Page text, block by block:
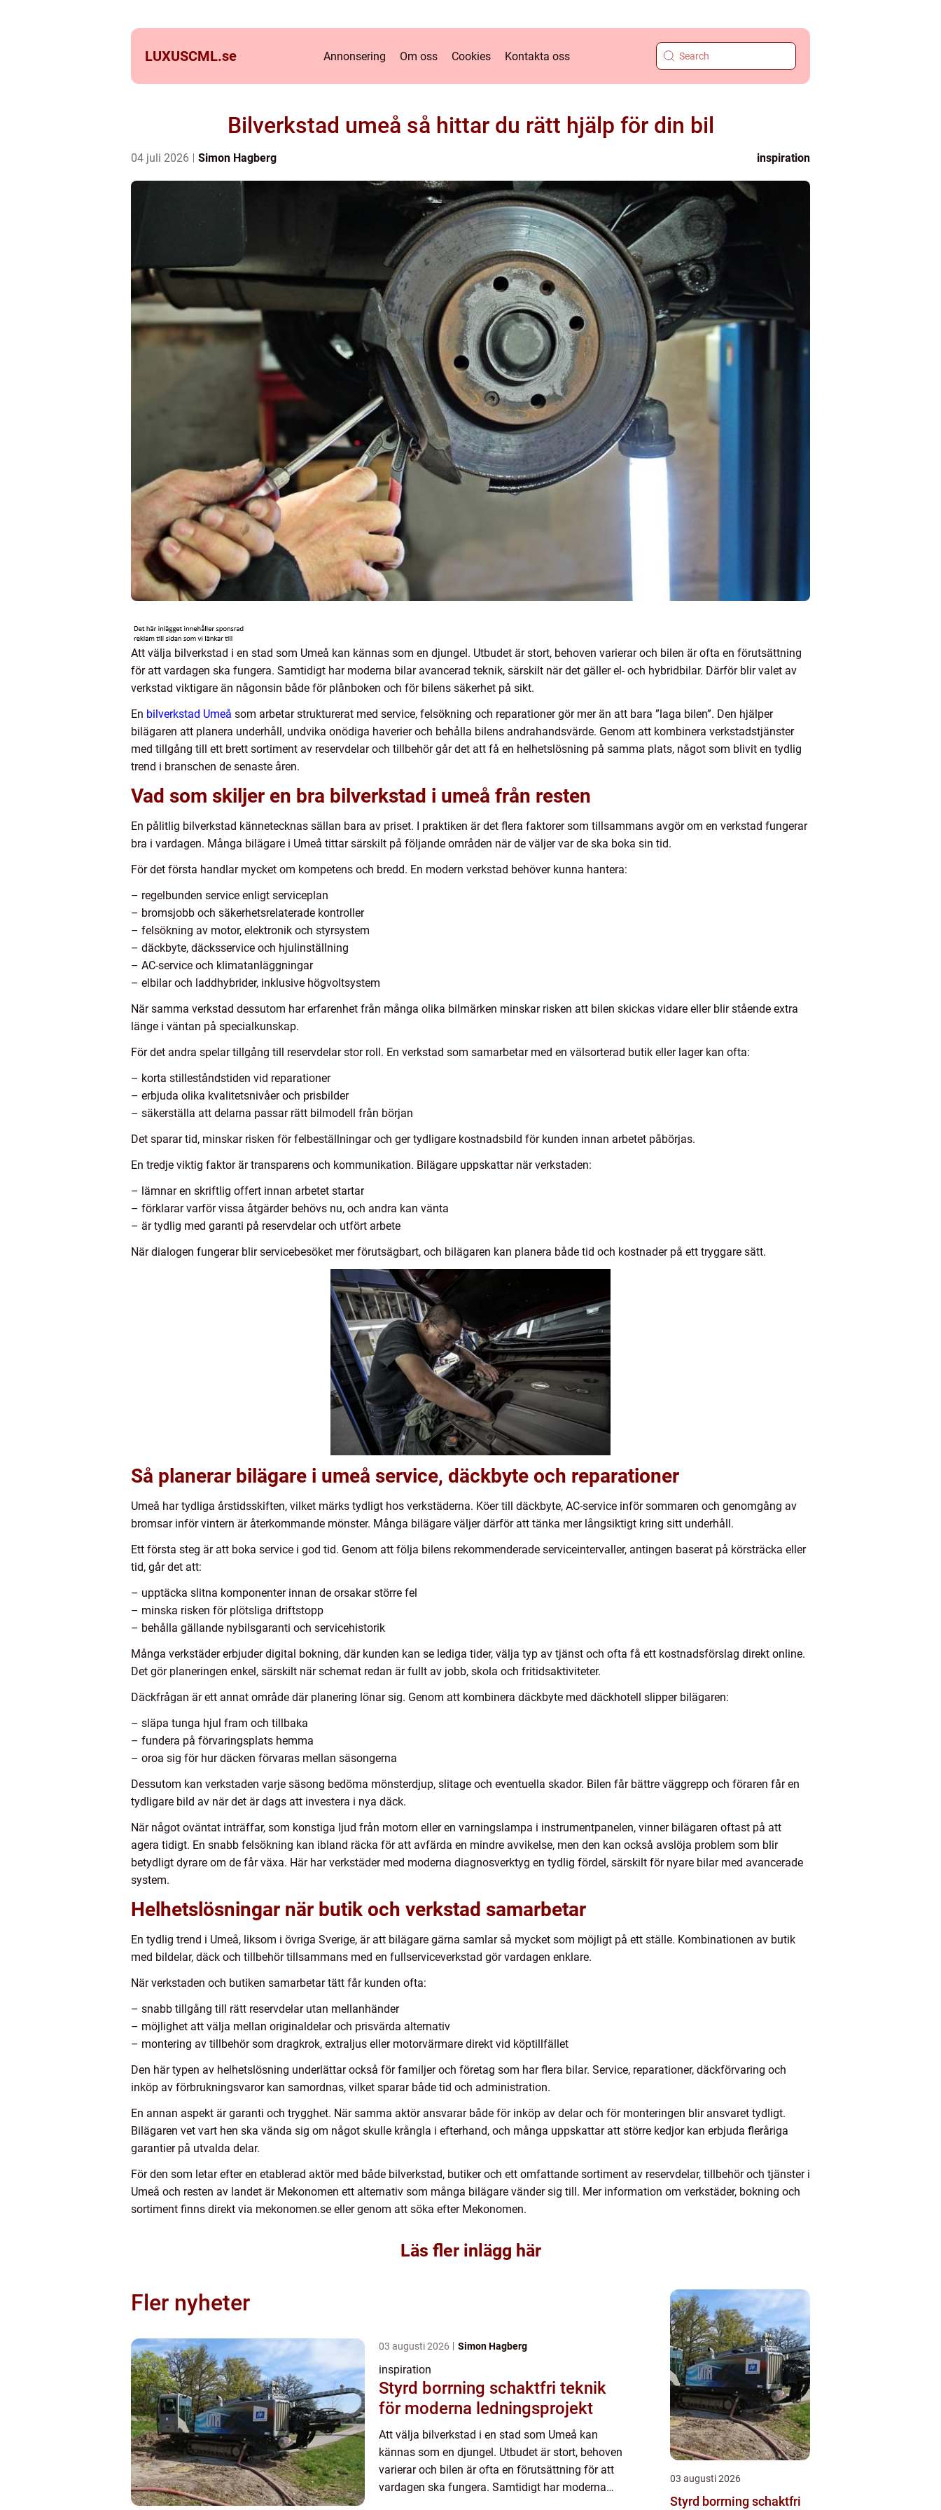
LUXUSCML.se Annonsering Om oss Cookies Kontakta oss
Bilverkstad umeå så hittar du rätt hjälp för din bil
04 juli 2026 Simon Hagberg inspiration
Att välja bilverkstad i en stad som Umeå kan kännas som en djungel. Utbudet är stort, behoven varierar och bilen är ofta en förutsättning
för att vardagen ska fungera. Samtidigt har moderna bilar avancerad teknik, särskilt när det gäller el- och hybridbilar. Därför blir valet av
verkstad viktigare än någonsin både för plånboken och för bilens säkerhet på sikt.
En bilverkstad Umeå som arbetar strukturerat med service, felsökning och reparationer gör mer än att bara ”laga bilen”. Den hjälper
bilägaren att planera underhåll, undvika onödiga haverier och behålla bilens andrahandsvärde. Genom att kombinera verkstadstjänster
med tillgång till ett brett sortiment av reservdelar och tillbehör går det att få en helhetslösning på samma plats, något som blivit en tydlig
trend i branschen de senaste åren.
Vad som skiljer en bra bilverkstad i umeå från resten
En pålitlig bilverkstad kännetecknas sällan bara av priset. I praktiken är det flera faktorer som tillsammans avgör om en verkstad fungerar
bra i vardagen. Många bilägare i Umeå tittar särskilt på följande områden när de väljer var de ska boka sin tid.
För det första handlar mycket om kompetens och bredd. En modern verkstad behöver kunna hantera:
– regelbunden service enligt serviceplan
– bromsjobb och säkerhetsrelaterade kontroller
– felsökning av motor, elektronik och styrsystem
– däckbyte, däcksservice och hjulinställning
– AC-service och klimatanläggningar
– elbilar och laddhybrider, inklusive högvoltsystem
När samma verkstad dessutom har erfarenhet från många olika bilmärken minskar risken att bilen skickas vidare eller blir stående extra
länge i väntan på specialkunskap.
För det andra spelar tillgång till reservdelar stor roll. En verkstad som samarbetar med en välsorterad butik eller lager kan ofta:
– korta stilleståndstiden vid reparationer
– erbjuda olika kvalitetsnivåer och prisbilder
– säkerställa att delarna passar rätt bilmodell från början
Det sparar tid, minskar risken för felbeställningar och ger tydligare kostnadsbild för kunden innan arbetet påbörjas.
En tredje viktig faktor är transparens och kommunikation. Bilägare uppskattar när verkstaden:
– lämnar en skriftlig offert innan arbetet startar
– förklarar varför vissa åtgärder behövs nu, och andra kan vänta
– är tydlig med garanti på reservdelar och utfört arbete
När dialogen fungerar blir servicebesöket mer förutsägbart, och bilägaren kan planera både tid och kostnader på ett tryggare sätt.
Så planerar bilägare i umeå service, däckbyte och reparationer
Umeå har tydliga årstidsskiften, vilket märks tydligt hos verkstäderna. Köer till däckbyte, AC-service inför sommaren och genomgång av
bromsar inför vintern är återkommande mönster. Många bilägare väljer därför att tänka mer långsiktigt kring sitt underhåll.
Ett första steg är att boka service i god tid. Genom att följa bilens rekommenderade serviceintervaller, antingen baserat på körsträcka eller
tid, går det att:
– upptäcka slitna komponenter innan de orsakar större fel
– minska risken för plötsliga driftstopp
– behålla gällande nybilsgaranti och servicehistorik
Många verkstäder erbjuder digital bokning, där kunden kan se lediga tider, välja typ av tjänst och ofta få ett kostnadsförslag direkt online.
Det gör planeringen enkel, särskilt när schemat redan är fullt av jobb, skola och fritidsaktiviteter.
Däckfrågan är ett annat område där planering lönar sig. Genom att kombinera däckbyte med däckhotell slipper bilägaren:
– släpa tunga hjul fram och tillbaka
– fundera på förvaringsplats hemma
– oroa sig för hur däcken förvaras mellan säsongerna
Dessutom kan verkstaden varje säsong bedöma mönsterdjup, slitage och eventuella skador. Bilen får bättre väggrepp och föraren får en
tydligare bild av när det är dags att investera i nya däck.
När något oväntat inträffar, som konstiga ljud från motorn eller en varningslampa i instrumentpanelen, vinner bilägaren oftast på att
agera tidigt. En snabb felsökning kan ibland räcka för att avfärda en mindre avvikelse, men den kan också avslöja problem som blir
betydligt dyrare om de får växa. Här har verkstäder med moderna diagnosverktyg en tydlig fördel, särskilt för nyare bilar med avancerade
system.
Helhetslösningar när butik och verkstad samarbetar
En tydlig trend i Umeå, liksom i övriga Sverige, är att bilägare gärna samlar så mycket som möjligt på ett ställe. Kombinationen av butik
med bildelar, däck och tillbehör tillsammans med en fullserviceverkstad gör vardagen enklare.
När verkstaden och butiken samarbetar tätt får kunden ofta:
– snabb tillgång till rätt reservdelar utan mellanhänder
– möjlighet att välja mellan originaldelar och prisvärda alternativ
– montering av tillbehör som dragkrok, extraljus eller motorvärmare direkt vid köptillfället
Den här typen av helhetslösning underlättar också för familjer och företag som har flera bilar. Service, reparationer, däckförvaring och
inköp av förbrukningsvaror kan samordnas, vilket sparar både tid och administration.
En annan aspekt är garanti och trygghet. När samma aktör ansvarar både för inköp av delar och för monteringen blir ansvaret tydligt.
Bilägaren vet vart hen ska vända sig om något skulle krångla i efterhand, och många uppskattar att större kedjor kan erbjuda fleråriga
garantier på utvalda delar.
För den som letar efter en etablerad aktör med både bilverkstad, butiker och ett omfattande sortiment av reservdelar, tillbehör och tjänster i
Umeå och resten av landet är Mekonomen ett alternativ som många bilägare vänder sig till. Mer information om verkstäder, bokning och
sortiment finns direkt via mekonomen.se eller genom att söka efter Mekonomen.
Läs fler inlägg här
Fler nyheter
03 augusti 2026 Simon Hagberg
inspiration
Styrd borrning schaktfri teknik
för moderna ledningsprojekt
Att välja bilverkstad i en stad som Umeå kan
kännas som en djungel. Utbudet är stort, behoven
varierar och bilen är ofta en förutsättning för att
vardagen ska fungera. Samtidigt har moderna
03 augusti 2026
Styrd borrning schaktfri